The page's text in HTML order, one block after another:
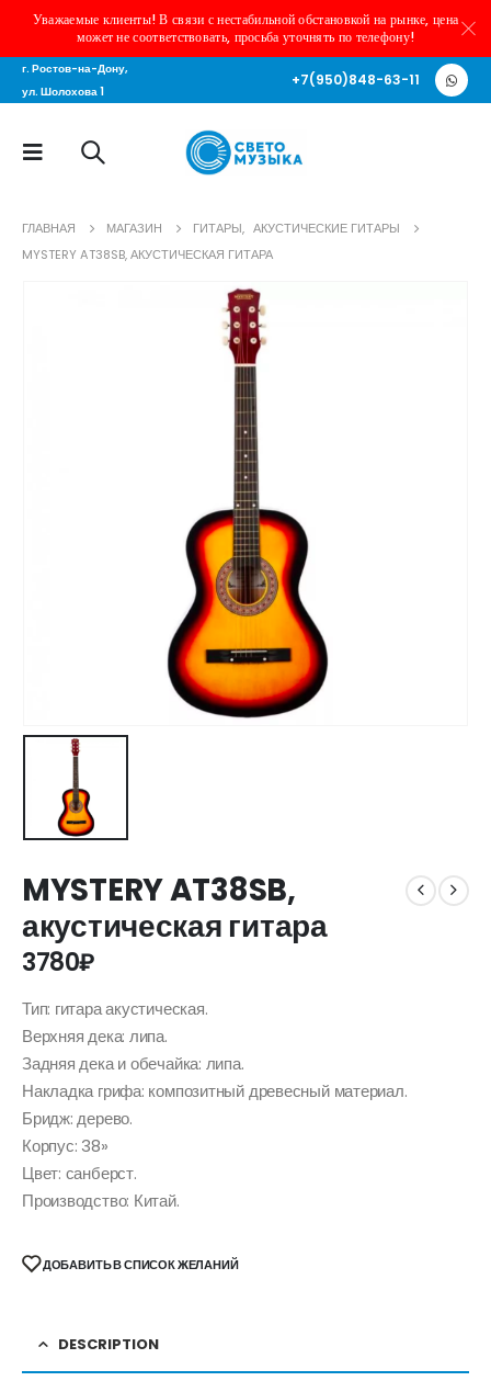
Уважаемые клиенты! В связи с нестабильной обстановкой на рынке, цена
может не соответствовать, просьба уточнять по телефону!
г. Ростов-на-Дону,
ул. Шолохова 1
+7(950)848-63-11
ГЛАВНАЯ МАГАЗИН ГИТАРЫ, АКУСТИЧЕСКИЕ ГИТАРЫ
MYSTERY AT38SB, АКУСТИЧЕСКАЯ ГИТАРА
MYSTERY AT38SB,
акустическая гитара
3780₽
Тип: гитара акустическая.
Верхняя дека: липа.
Задняя дека и обечайка: липа.
Накладка грифа: композитный древесный материал.
Бридж: дерево.
Корпус: 38»
Цвет: санберст.
Производство: Китай.
ДОБАВИТЬ В СПИСОК ЖЕЛАНИЙ
DESCRIPTION